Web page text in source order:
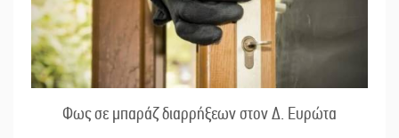
Φως σε μπαράζ διαρρήξεων στον Δ. Ευρώτα